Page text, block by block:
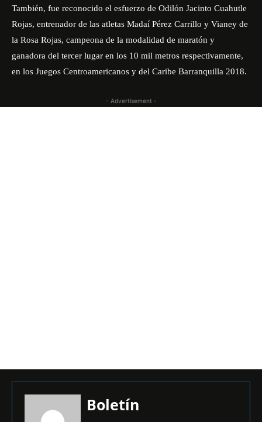
También, fue reconocido el esfuerzo de Odilón Jacinto Cuahutle
Rojas, entrenador de las atletas Madaí Pérez Carrillo y Vianey de
la Rosa Rojas, campeona de la modalidad de maratón y
ganadora del tercer lugar en los 10 mil metros respectivamente,
en los Juegos Centroamericanos y del Caribe Barranquilla 2018.
- Advertisement -
Boletín